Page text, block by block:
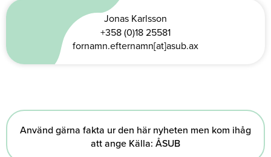
Jonas Karlsson
+358 (0)18 25581
fornamn.efternamn[at]asub.ax
Använd gärna fakta ur den här nyheten men kom ihåg
att ange Källa: ÅSUB